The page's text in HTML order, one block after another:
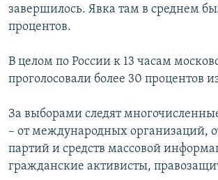
завершилось. Явка там в среднем
процентов.
В целом по России к 13 часам
проголосовали более 30 процентов
За выборами следят
– от международных организаций,
партий и средств массовой
гражданские активисты,